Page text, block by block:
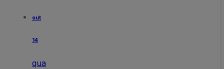
out
14
qua